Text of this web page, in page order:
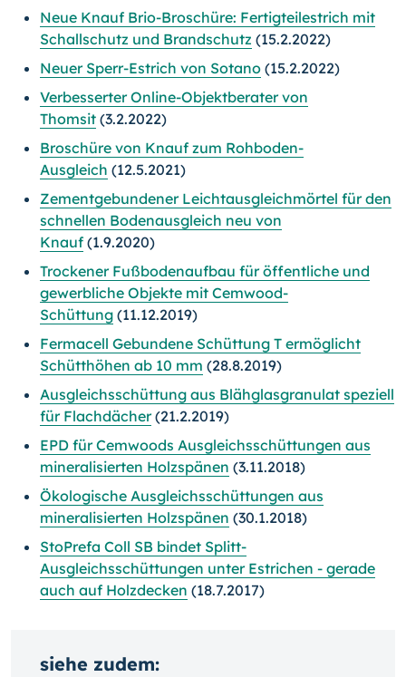
Neue Knauf Brio-Broschüre: Fertigteilestrich mit
Schallschutz und Brandschutz (15.2.2022)
Neuer Sperr-Estrich von Sotano (15.2.2022)
Verbesserter Online-Objektberater von
Thomsit (3.2.2022)
Broschüre von Knauf zum Rohboden-
Ausgleich (12.5.2021)
Zementgebundener Leichtausgleichmörtel für den
schnellen Bodenausgleich neu von
Knauf (1.9.2020)
Trockener Fußbodenaufbau für öffentliche und
gewerbliche Objekte mit Cemwood-
Schüttung (11.12.2019)
Fermacell Gebundene Schüttung T ermöglicht
Schütthöhen ab 10 mm (28.8.2019)
Ausgleichsschüttung aus Blähglasgranulat speziell
für Flachdächer(21.2.2019)
EPD für Cemwoods Ausgleichsschüttungen aus
mineralisierten Holzspänen (3.11.2018)
Ökologische Ausgleichsschüttungen aus
mineralisierten Holzspänen (30.1.2018)
StoPrefa Coll SB bindet Splitt-
Ausgleichsschüttungen unter Estrichen - gerade
auch auf Holzdecken (18.7.2017)
siehe zudem: